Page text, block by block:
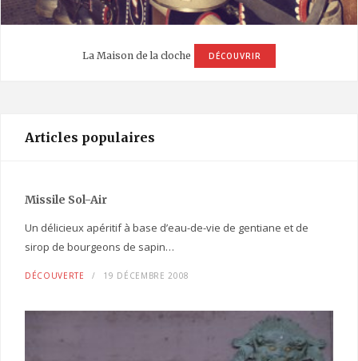
La Maison de la cloche DÉCOUVRIR
Articles populaires
Missile Sol-Air
Un délicieux apéritif à base d’eau-de-vie de gentiane et de
sirop de bourgeons de sapin…
DÉCOUVERTE 19 DÉCEMBRE 2008